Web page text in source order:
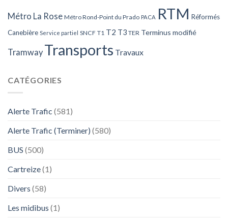
Métro La Rose Métro Rond-Point du Prado PACA RTM Réformés
Canebière Service partiel SNCF T1 T2 T3 TER Terminus modifié
Tramway Transports Travaux
CATÉGORIES
Alerte Trafic (581)
Alerte Trafic (Terminer) (580)
BUS (500)
Cartreize(1)
Divers (58)
Les midibus (1)